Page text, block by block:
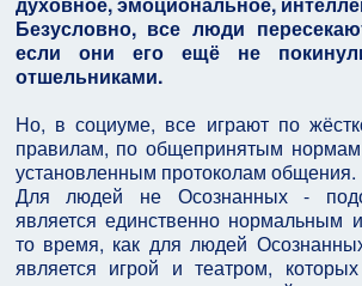
Безусловно, все люди
если они его ещё не
отшельниками.
Но, в социуме, все играют по
правилам, по общепринятым
установленным протоколам общения.
Для людей не Осознанных -
является единственно нормальным
то время, как для людей
является игрой и театром,